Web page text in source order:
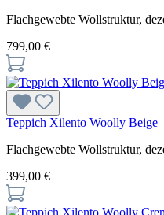
Flachgewebte Wollstruktur,
799,00 €
Teppich Xilento Woolly Beige
Flachgewebte Wollstruktur,
399,00 €